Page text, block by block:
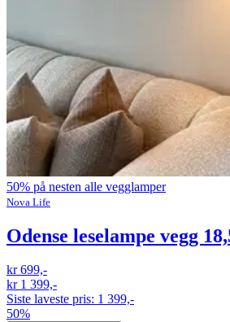
50% på nesten alle vegglamper
Nova Life
Odense leselampe vegg
kr 699,-
kr 1 399,-
Siste laveste pris: 1 399,-
50%